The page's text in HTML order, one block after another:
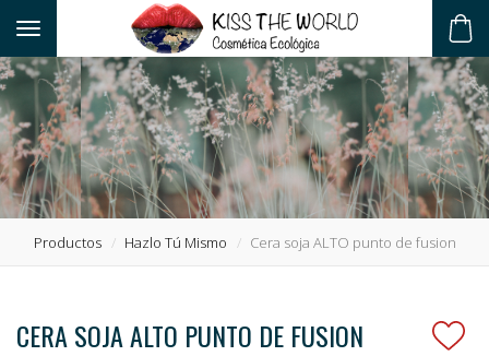
Toggle navigation
Productos Hazlo Tú Mismo Cera soja ALTO punto de fusion
CERA SOJA ALTO PUNTO DE FUSION